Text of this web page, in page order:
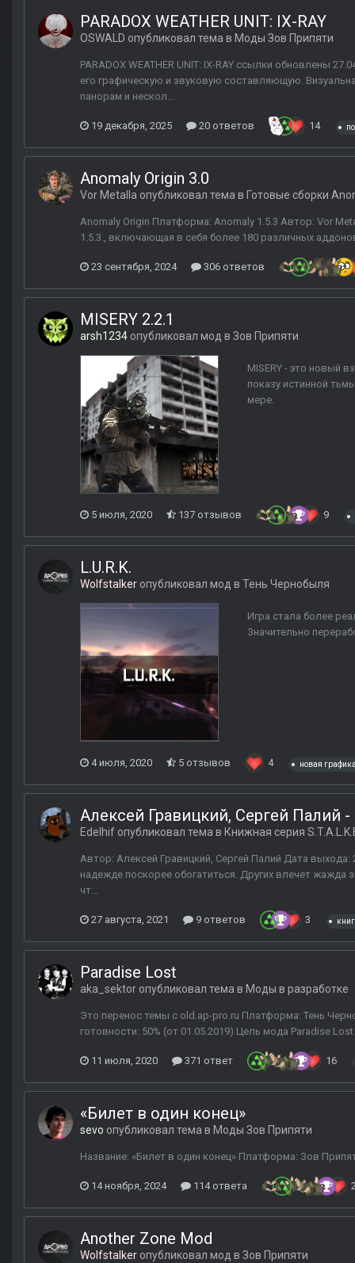
PARADOX WEATHER UNIT: IX-RAY
OSWALD опубликовал тема в Моды Зов Припяти
PARADOX WEATHER UNIT: IX-RAY ссылки обновлены
его графическую и звуковую составляющую.
панорам и нескол...
19 декабря, 2025 20 ответов 14
Anomaly Origin 3.0
Vor Metalla опубликовал тема в Готовые сборки
Anomaly Origin Платформа: Anomaly 1.5.3 Автор: Vor
1.5.3., включающая в себя более 180 различных
23 сентября, 2024 306 ответов
MISERY 2.2.1
arsh1234 опубликовал мод в Зов Припяти
MISERY - это новый
показу истинной
мере.
5 июля, 2020 137 отзывов 9
L.U.R.K.
Wolfstalker опубликовал мод в Тень Чернобыля
Игра стала более
Значительно
4 июля, 2020 5 отзывов 4 новая
Алексей Гравицкий, Сергей Палий
Edelhif опубликовал тема в Книжная серия
Автор: Алексей Гравицкий, Сергей Палий Дата выхода:
надежде поскорее обогатиться. Других влечет
чт...
27 августа, 2021 9 ответов 3
Paradise Lost
aka_sektor опубликовал тема в Моды в разработке
Это перенос темы с old.ap-pro.ru Платформа: Тень
готовности: 50% (от 01.05.2019) Цель мода Paradise
11 июля, 2020 371 ответ 16
«Билет в один конец»
sevo опубликовал тема в Моды Зов Припяти
Название: «Билет в один конец» Платформа: Зов
14 ноября, 2024 114 ответа
Another Zone Mod
Wolfstalker опубликовал мод в Зов Припяти